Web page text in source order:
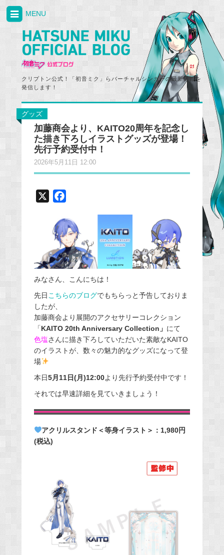
クリプトン公式！「初音ミク」らバーチャルシンガーの最新情報を
発信します！
MENU
グッズ
加藤商会より、KAITO20周年を記念し
た描き下ろしイラストグッズが登場！
先行予約受付中！
2026年5月11日 12:00
c
e
b
o
みなさん、こんにちは！
先日 こちらのブログでもちらっと予告しておりま
したが、
加藤商会より展開のアクセサリーコレクション
「KAITO 20th Anniversary Collection」 にて
色塩さんに描き下ろしていただいた素敵なKAITO
のイラストが、数々の魅力的なグッズになって登
場
本日5月11日(月)12:00より先行予約受付中です！
それでは早速詳細を見ていきましょう！
アクリルスタンド＜等身イラスト＞：1,980円
(税込)